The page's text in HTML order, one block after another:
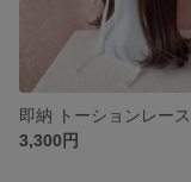
3,300円